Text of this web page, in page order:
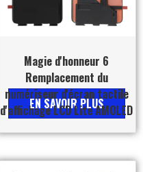
Magie d'honneur 6
Remplacement du
numériseur d'écran tactile
d'affichage LCD Lite AMOLED
EN SAVOIR PLUS